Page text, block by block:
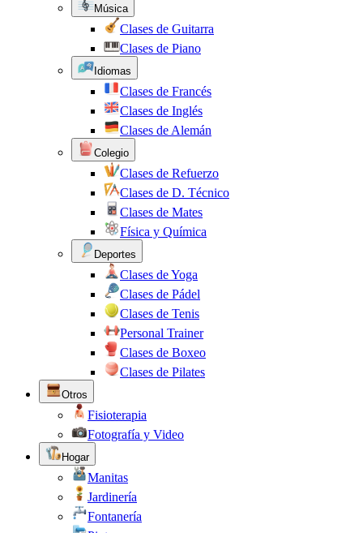
Música
Clases de Guitarra
Clases de Piano
Idiomas
Clases de Francés
Clases de Inglés
Clases de Alemán
Colegio
Clases de Refuerzo
Clases de D. Técnico
Clases de Mates
Física y Química
Deportes
Clases de Yoga
Clases de Pádel
Clases de Tenis
Personal Trainer
Clases de Boxeo
Clases de Pilates
Otros
Fisioterapia
Fotografía y Video
Hogar
Manitas
Jardinería
Fontanería